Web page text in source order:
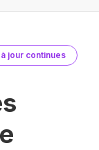
jour continues